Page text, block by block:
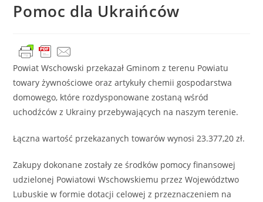
Pomoc dla Ukraińców
Powiat Wschowski przekazał Gminom z terenu Powiatu
towary żywnościowe oraz artykuły chemii gospodarstwa
domowego, które rozdysponowane zostaną wśród
uchodźców z Ukrainy przebywających na naszym terenie.
Łączna wartość przekazanych towarów wynosi 23.377,20 zł.
Zakupy dokonane zostały ze środków pomocy finansowej
udzielonej Powiatowi Wschowskiemu przez Województwo
Lubuskie w formie dotacji celowej z przeznaczeniem na